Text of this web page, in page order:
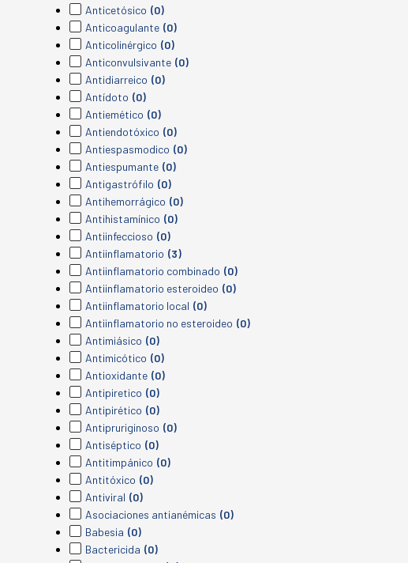
Anticetósico (0)
Anticoagulante (0)
Anticolinérgico (0)
Anticonvulsivante (0)
Antidiarreico (0)
Antídoto (0)
Antiemético (0)
Antiendotóxico (0)
Antiespasmodico (0)
Antiespumante (0)
Antigastrófilo (0)
Antihemorrágico (0)
Antihistamínico (0)
Antiinfeccioso (0)
Antiinflamatorio (3)
Antiinflamatorio combinado (0)
Antiinflamatorio esteroideo (0)
Antiinflamatorio local (0)
Antiinflamatorio no esteroideo (0)
Antimiásico (0)
Antimicótico (0)
Antioxidante (0)
Antipiretico (0)
Antipirético (0)
Antipruriginoso (0)
Antiséptico (0)
Antitimpánico (0)
Antitóxico (0)
Antiviral (0)
Asociaciones antianémicas (0)
Babesia (0)
Bactericida (0)